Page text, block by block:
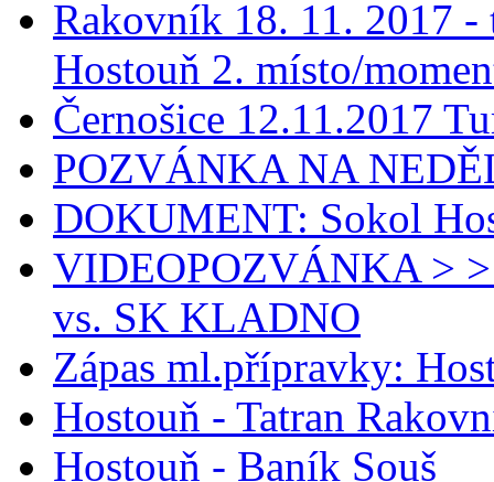
Rakovník 18. 11. 2017
Hostouň 2. místo/
Černošice 12.11.2017
POZVÁNKA NA
DOKUMENT: Sokol
VIDEOPOZVÁNKA >
vs. SK KLADNO
Zápas ml.přípravky:
Hostouň - Tatran
Hostouň - Baník Souš